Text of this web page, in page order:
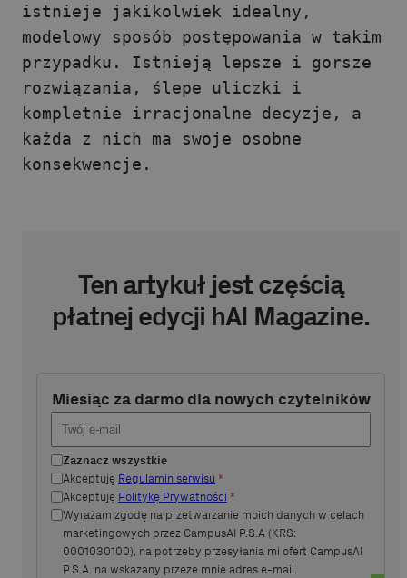
istnieje jakikolwiek idealny,
modelowy sposób postępowania w takim
przypadku. Istnieją lepsze i gorsze
rozwiązania, ślepe uliczki i
kompletnie irracjonalne decyzje, a
każda z nich ma swoje osobne
konsekwencje.
Ten artykuł jest częścią
płatnej edycji hAI Magazine.
Miesiąc za darmo dla nowych czytelników
Zaznacz wszystkie
Akceptuję Regulamin serwisu *
Akceptuję Politykę Prywatności *
Wyrażam zgodę na przetwarzanie moich danych w celach
marketingowych przez CampusAI P.S.A (KRS:
0001030100), na potrzeby przesyłania mi ofert CampusAI
P.S.A. na wskazany przeze mnie adres e-mail.